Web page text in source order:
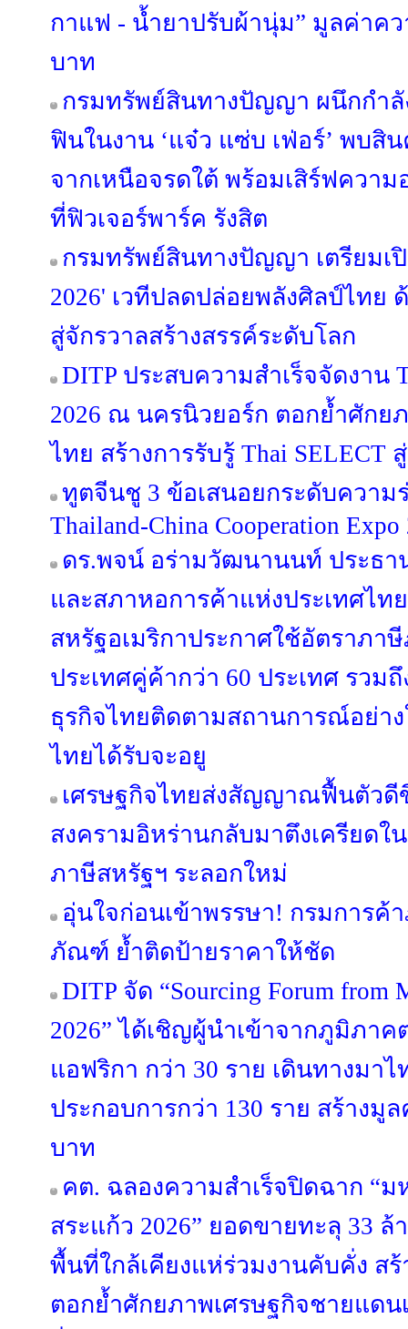
กาแฟ - น้ำยาปรับผ้านุ่ม” มูลค่าคว
บาท
กรมทรัพย์สินทางปัญญา ผนึกกำลั
ฟินในงาน ‘แจ๋ว แซ่บ เฟ่อร์’ พบสิ
จากเหนือจรดใต้ พร้อมเสิร์ฟควา
ที่ฟิวเจอร์พาร์ค รังสิต
กรมทรัพย์สินทางปัญญา เตรียมเปิ
2026' เวทีปลดปล่อยพลังศิลป์ไท
สู่จักรวาลสร้างสรรค์ระดับโลก
DITP ประสบความสำเร็จจัดงาน
2026 ณ นครนิวยอร์ก ตอกย้ำศักยภ
ไทย สร้างการรับรู้ Thai SELECT
ทูตจีนชู 3 ข้อเสนอยกระดับความ
Thailand-China Cooperation Expo
ดร.พจน์ อร่ามวัฒนานนท์ ประธา
และสภาหอการค้าแห่งประเทศไท
สหรัฐอเมริกาประกาศใช้อัตราภา
ประเทศคู่ค้ากว่า 60 ประเทศ รวม
ธุรกิจไทยติดตามสถานการณ์อย่า
ไทยได้รับจะอยู
เศรษฐกิจไทยส่งสัญญาณฟื้นตัวดี
สงครามอิหร่านกลับมาตึงเครียดใ
ภาษีสหรัฐฯ ระลอกใหม่
อุ่นใจก่อนเข้าพรรษา! กรมการค้
ภัณฑ์ ย้ำติดป้ายราคาให้ชัด
DITP จัด “Sourcing Forum from
2026” ได้เชิญผู้นำเข้าจากภูมิภาค
แอฟริกา กว่า 30 ราย เดินทางมา
ประกอบการกว่า 130 ราย สร้างมู
บาท
คต. ฉลองความสำเร็จปิดฉาก “
สระแก้ว 2026” ยอดขายทะลุ 33
พื้นที่ใกล้เคียงแห่ร่วมงานคับคั่ง ส
ตอกย้ำศักยภาพเศรษฐกิจชายแดน